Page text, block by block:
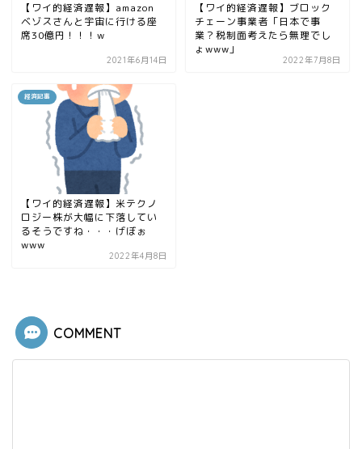
【ワイ的経済遅報】amazon
ベゾスさんと宇宙に行ける座
席30億円！！！w
2021年6月14日
【ワイ的経済遅報】ブロック
チェーン事業者「日本で事
業？税制面考えたら無理でし
ょwww」
2022年7月8日
経済記事
【ワイ的経済遅報】米テクノ
ロジー株が大幅に下落してい
るそうですね・・・げぼぉ
www
2022年4月8日
COMMENT